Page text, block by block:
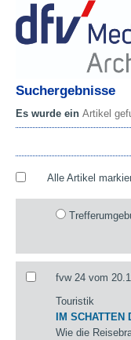
Suchergebnisse
Es wurde ein Artikel
Alle Artikel
fvw 24 vom
Touristik
IM SCHATTEN
Wie die